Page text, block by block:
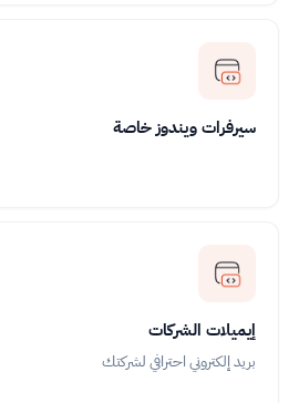
سيرفرات ويندوز خاصة
إيميلات الشركات
بريد إلكتروني احترافي لشركتك